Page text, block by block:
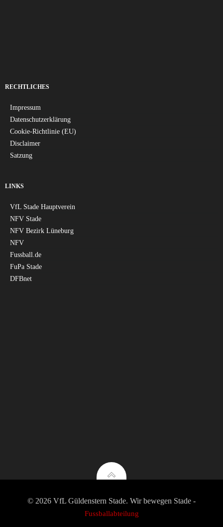
RECHTLICHES
Impressum
Datenschutzerklärung
Cookie-Richtlinie (EU)
Disclaimer
Satzung
LINKS
VfL Stade Hauptverein
NFV Stade
NFV Bezirk Lüneburg
NFV
Fussball.de
FuPa Stade
DFBnet
© 2026 VfL Güldenstern Stade. Wir bewegen Stade -
Fussballabteilung